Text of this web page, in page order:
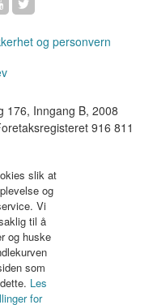
og personvern
176, Inngang B, 2008
916 811
slik at
og
Vi
til å
og huske
som
Les
for